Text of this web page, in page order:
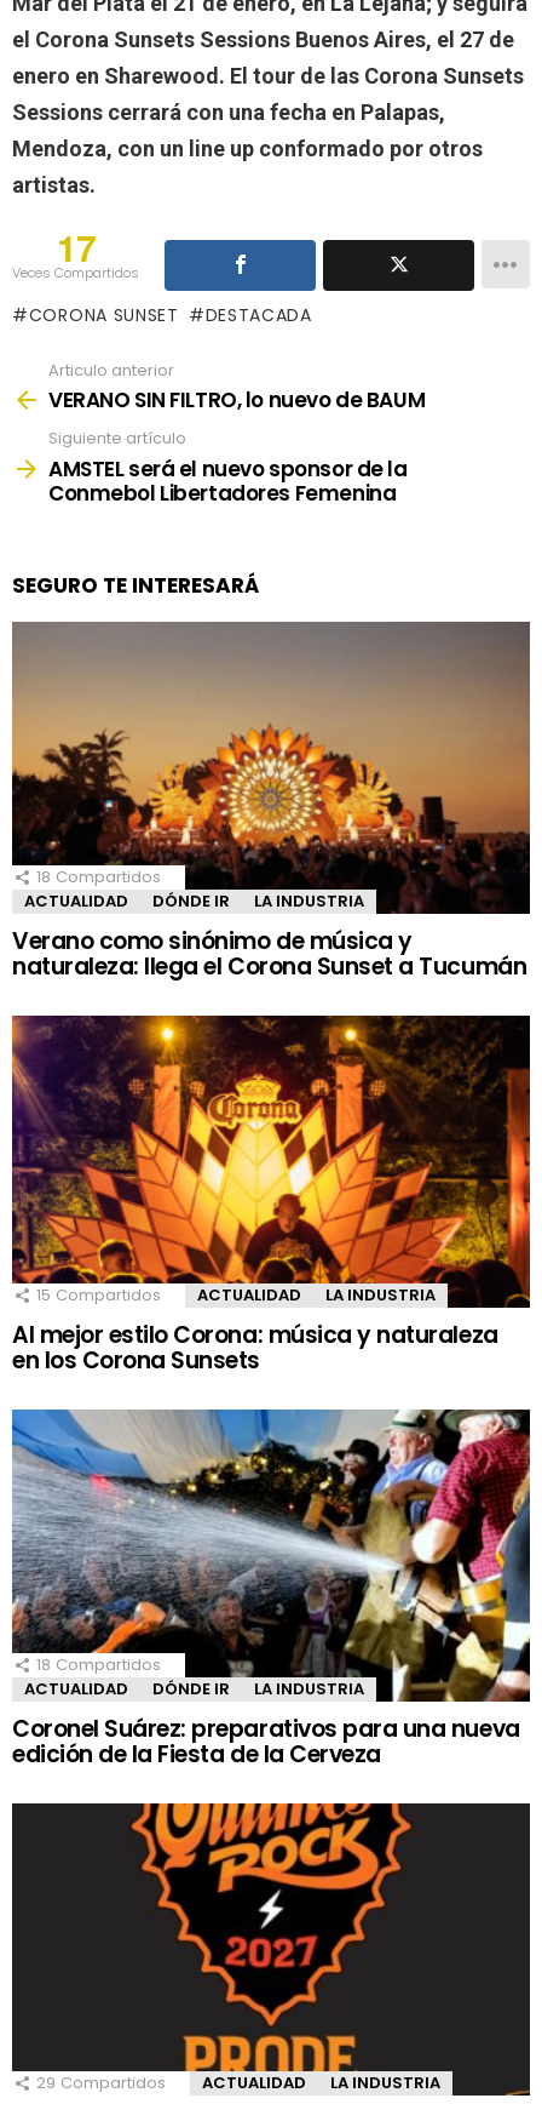
el Corona Sunsets Sessions Buenos Aires, el 27 de
enero en Sharewood. El tour de las Corona Sunsets
Sessions cerrará con una fecha en Palapas,
Mendoza, con un line up conformado por otros
artistas.
17
Veces Compartidos
CORONA SUNSET DESTACADA
more
Articulo anterior
VERANO SIN FILTRO, lo nuevo de BAUM
Siguiente artículo
AMSTEL será el nuevo sponsor de la
Conmebol Libertadores Femenina
SEGURO TE INTERESARÁ
18 Compartidos
ACTUALIDAD
DÓNDE IR LA INDUSTRIA
Verano como sinónimo de música y
naturaleza: llega el Corona Sunset a Tucumán
15 Compartidos ACTUALIDAD LA INDUSTRIA
Al mejor estilo Corona: música y naturaleza
en los Corona Sunsets
18 Compartidos
ACTUALIDAD
DÓNDE IR LA INDUSTRIA
Coronel Suárez: preparativos para una nueva
edición de la Fiesta de la Cerveza
29 Compartidos ACTUALIDAD LA INDUSTRIA